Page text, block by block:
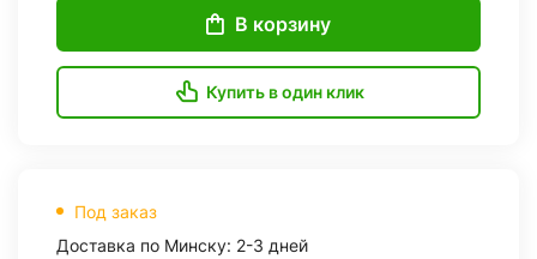
В корзину
Купить в один клик
Под заказ
Доставка по Минску: 2-3 дней